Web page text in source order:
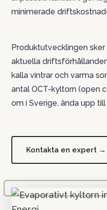
minimerade
Produktutvecklingen
aktuella
kalla vintrar och varma
antal OCT-kyltorn (open
om i Sverige, ända upp till
Kontakta en expert →